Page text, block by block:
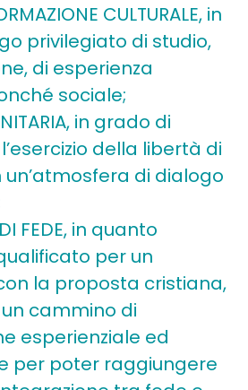
CULTURALE, in
privilegiato di studio,
di esperienza
sociale;
in grado di
della libertà di
un’atmosfera di dialogo
FEDE, in quanto
per un
la proposta cristiana,
cammino di
esperienziale ed
per poter raggiungere